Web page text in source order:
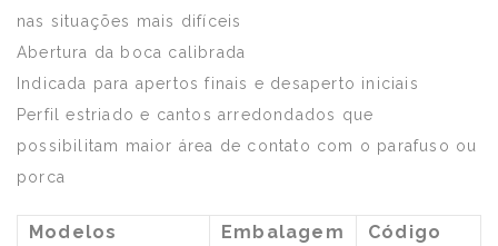
nas situações mais difíceis
Abertura da boca calibrada
Indicada para apertos finais e desaperto iniciais
Perfil estriado e cantos arredondados que
possibilitam maior área de contato com o parafuso ou
porca
Modelos Embalagem
Código